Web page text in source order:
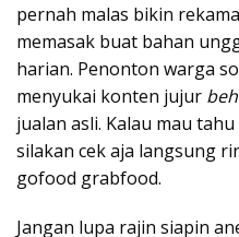
pernah malas bikin
memasak buat bahan
harian. Penonton warga
menyukai konten jujur
jualan asli. Kalau mau
silakan cek aja langsung
gofood grabfood.
Jangan lupa rajin siapin